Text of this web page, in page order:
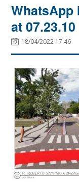
WhatsApp
at 07.23.10
18/04/2022 17:46